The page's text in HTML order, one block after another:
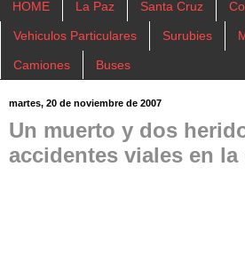
HOME La Paz Santa Cruz
Vehiculos Particulares Surubies
Camiones Buses
martes, 20 de noviembre de 2007
Un muerto y dos
accidentes viales en la